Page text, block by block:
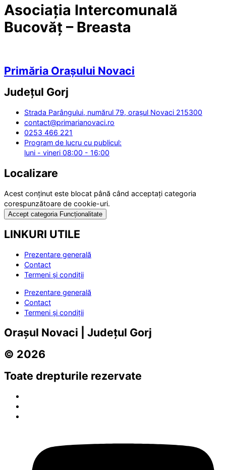
Asociația Intercomunală
Bucovăț – Breasta
Primăria Orașului Novaci
Județul Gorj
Strada Parângului, numărul 79, orașul Novaci 215300
contact@primarianovaci.ro
0253 466 221
Program de lucru cu publicul:
luni - vineri 08:00 - 16:00
Localizare
Acest conținut este blocat până când acceptați categoria
corespunzătoare de cookie-uri.
Accept categoria Funcționalitate
LINKURI UTILE
Prezentare generală
Contact
Termeni și condiții
Prezentare generală
Contact
Termeni și condiții
Orașul Novaci | Județul Gorj
© 2026
Toate drepturile rezervate